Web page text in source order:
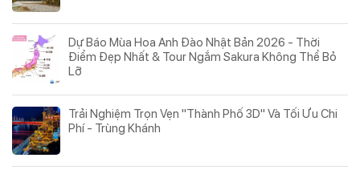
Dự Báo Mùa Hoa Anh Đào Nhật Bản 2026 - Thời
Điểm Đẹp Nhất & Tour Ngắm Sakura Không Thể Bỏ
Lỡ
Trải Nghiệm Trọn Vẹn "Thành Phố 3D" Và Tối Ưu Chi
Phí - Trùng Khánh